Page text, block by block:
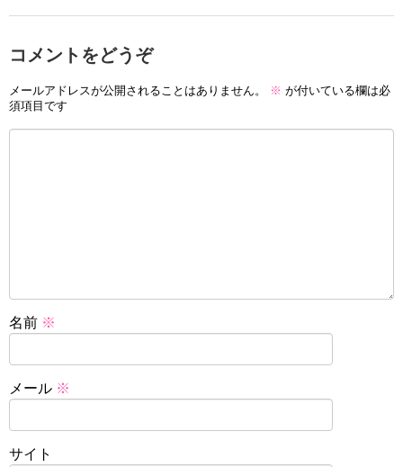
コメントをどうぞ
メールアドレスが公開されることはありません。 ※ が付いている欄は必
須項目です
名前 ※
メール ※
サイト